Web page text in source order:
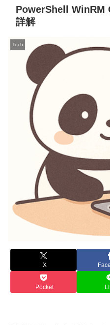
PowerShell WinRM
詳解
Tech
X
Pocket